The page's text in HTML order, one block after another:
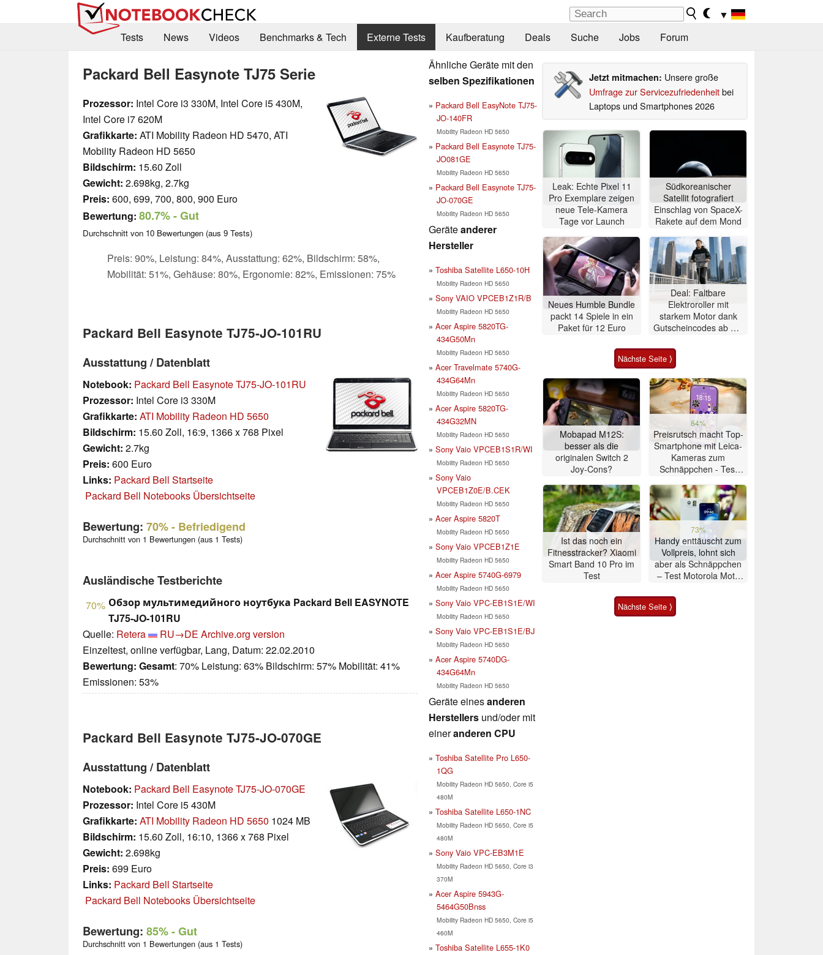
▼
Tests
News Videos Benchmarks & Tech Externe Tests Kaufberatung Deals Suche Jobs Forum
Packard Bell Easynote TJ75 Serie
Prozessor: Intel Core i3 330M, Intel Core i5 430M,
Intel Core i7 620M
Grafikkarte: ATI Mobility Radeon HD 5470, ATI
Mobility Radeon HD 5650
Bildschirm: 15.60 Zoll
Gewicht: 2.698kg, 2.7kg
Preis: 600, 699, 700, 800, 900 Euro
Bewertung: 80.7%- Gut
Durchschnitt von 10 Bewertungen (aus 9 Tests)
Preis: 90%, Leistung: 84%, Ausstattung: 62%, Bildschirm: 58%,
Mobilität: 51%, Gehäuse: 80%, Ergonomie: 82%, Emissionen: 75%
Packard Bell Easynote TJ75-JO-101RU
Ausstattung / Datenblatt
Notebook: Packard Bell Easynote TJ75-JO-101RU
Prozessor: Intel Core i3 330M
Grafikkarte: ATI Mobility Radeon HD 5650
Bildschirm: 15.60 Zoll, 16:9, 1366 x 768 Pixel
Gewicht: 2.7kg
Preis: 600 Euro
Links: Packard Bell Startseite
Packard Bell Notebooks Übersichtseite
Bewertung: 70%- Befriedigend
Durchschnitt von 1 Bewertungen (aus 1 Tests)
Ausländische Testberichte
70% Обзор мультимедийного ноутбука Packard Bell EASYNOTE
TJ75-JO-101RU
Quelle: Retera RU→DE Archive.org version
Einzeltest, online verfügbar, Lang, Datum: 22.02.2010
Bewertung: Gesamt: 70% Leistung: 63% Bildschirm: 57% Mobilität: 41%
Emissionen: 53%
Packard Bell Easynote TJ75-JO-070GE
Ausstattung / Datenblatt
Notebook: Packard Bell Easynote TJ75-JO-070GE
Prozessor: Intel Core i5 430M
Grafikkarte: ATI Mobility Radeon HD 5650 1024 MB
Bildschirm: 15.60 Zoll, 16:10, 1366 x 768 Pixel
Gewicht: 2.698kg
Preis: 699 Euro
Links: Packard Bell Startseite
Packard Bell Notebooks Übersichtseite
Bewertung: 85%- Gut
Durchschnitt von 1 Bewertungen (aus 1 Tests)
Ähnliche Geräte mit den
selben Spezifikationen
Packard Bell EasyNote TJ75-
JO-140FR
Mobility Radeon HD 5650
Packard Bell Easynote TJ75-
JO081GE
Mobility Radeon HD 5650
Packard Bell Easynote TJ75-
JO-070GE
Mobility Radeon HD 5650
Geräteanderer
Hersteller
Toshiba Satellite L650-10H
Mobility Radeon HD 5650
Sony VAIO VPCEB1Z1R/B
Mobility Radeon HD 5650
Acer Aspire 5820TG-
434G50Mn
Mobility Radeon HD 5650
Acer Travelmate 5740G-
434G64Mn
Mobility Radeon HD 5650
Acer Aspire 5820TG-
434G32MN
Mobility Radeon HD 5650
Sony Vaio VPCEB1S1R/WI
Mobility Radeon HD 5650
Sony Vaio
VPCEB1Z0E/B.CEK
Mobility Radeon HD 5650
Acer Aspire 5820T
Mobility Radeon HD 5650
Sony Vaio VPCEB1Z1E
Mobility Radeon HD 5650
Acer Aspire 5740G-6979
Mobility Radeon HD 5650
Sony Vaio VPC-EB1S1E/WI
Mobility Radeon HD 5650
Sony Vaio VPC-EB1S1E/BJ
Mobility Radeon HD 5650
Acer Aspire 5740DG-
434G64Mn
Mobility Radeon HD 5650
Geräte einesanderen
Herstellers und/oder mit
eineranderen CPU
Toshiba Satellite Pro L650-
1QG
Mobility Radeon HD 5650, Core i5
480M
Toshiba Satellite L650-1NC
Mobility Radeon HD 5650, Core i5
480M
Sony Vaio VPC-EB3M1E
Mobility Radeon HD 5650, Core i3
370M
Acer Aspire 5943G-
5464G50Bnss
Mobility Radeon HD 5650, Core i5
460M
Toshiba Satellite L655-1K0
Jetzt mitmachen: Unsere große
Umfrage zur Servicezufriedenheitbei
Laptops und Smartphones 2026
Leak: Echte Pixel 11
Pro Exemplare zeigen
neue Tele-Kamera
Tage vor Launch
Südkoreanischer
Satellit fotografiert
Einschlag von SpaceX-
Rakete auf dem Mond
Neues Humble Bundle
packt 14 Spiele in ein
Paket für 12 Euro
Deal: Faltbare
Elektroroller mit
starkem Motor dank
Gutscheincodes ab nur
Nächste Seite ⟩
Mobapad M12S:
besser als die
originalen Switch 2
Joy-Cons?
84%
Preisrutsch macht Top-
Smartphone mit Leica-
Kameras zum
Schnäppchen - Test
Ist das noch ein
Fitnesstracker? Xiaomi
Smart Band 10 Pro im
Test
73%
Handy enttäuscht zum
Vollpreis, lohnt sich
aber als Schnäppchen
– Test Motorola Moto
Nächste Seite ⟩